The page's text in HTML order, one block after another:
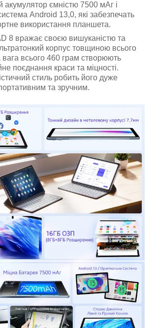
акумулятор ємністю 7500 мАг і
Android 13,0, які забезпечать
використання планшета.
8 вражає своєю вишуканістю та
корпус товщиною всього
всього 460 грам створюють
поєднання краси та міцності.
стиль робить його дуже
та зручним.